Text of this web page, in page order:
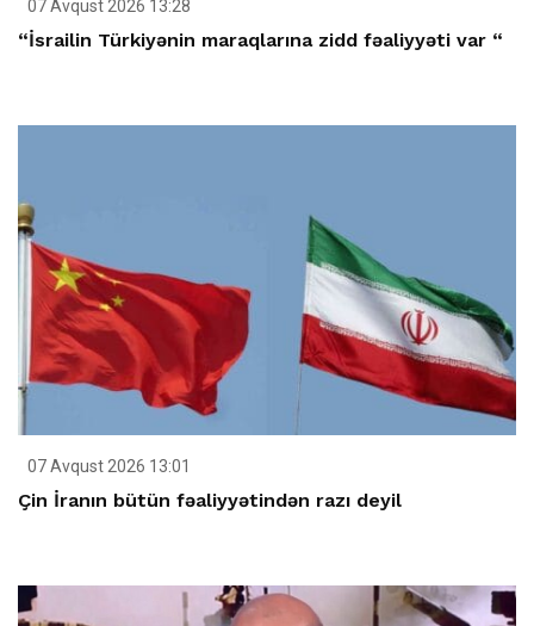
07 Avqust 2026 13:28
“İsrailin Türkiyənin maraqlarına zidd fəaliyyəti var “
07 Avqust 2026 13:01
Çin İranın bütün fəaliyyətindən razı deyil